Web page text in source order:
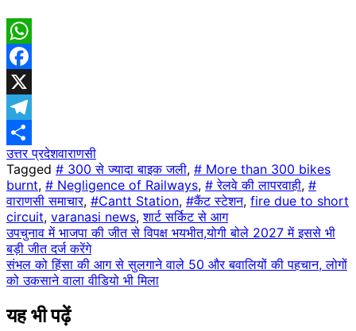
WhatsApp
Facebook
X
Telegram
Share
उत्तर प्रदेशवाराणसी
Tagged # 300 से ज्यादा बाइक जली, # More than 300 bikes
burnt, # Negligence of Railways, # रेलवे की लापरवाही, #
वाराणसी समाचार, #Cantt Station, #कैंट स्टेशन, fire due to short
circuit, varanasi news,शार्ट सर्किट से आग
Post
navigation
उपचुनाव में भाजपा की जीत से विपक्ष भयभीत,योगी बोले 2027 में इससे भी
बड़ी जीत दर्ज करेंगे
संभल को हिंसा की आग से सुलगाने वाले 50 और बवालियों की पहचान, लोगों
को उकसाने वाला वीडियो भी मिला
यह भी पढ़ें